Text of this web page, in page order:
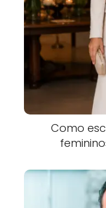
Como